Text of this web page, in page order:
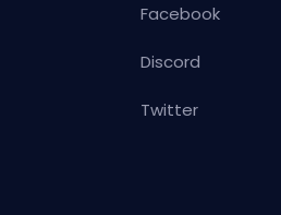
Facebook
Discord
Twitter